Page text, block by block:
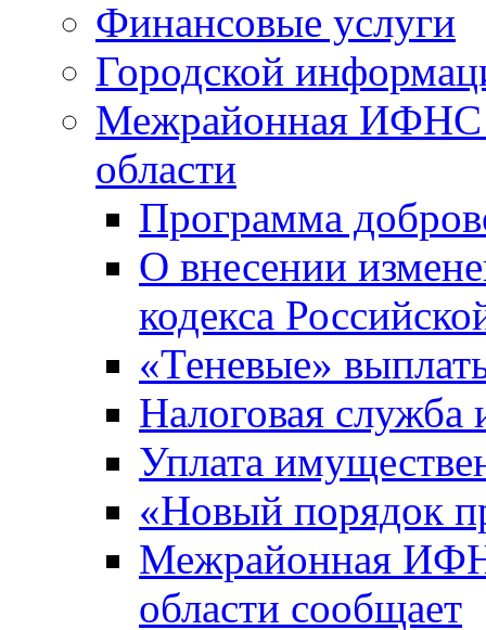
Финансовые услуги
Городской
Межрайонная ИФНС
области
Программа
О внесении
кодекса
«Теневые»
Налоговая служба
Уплата
«Новый порядок
Межрайонная
области сообщает